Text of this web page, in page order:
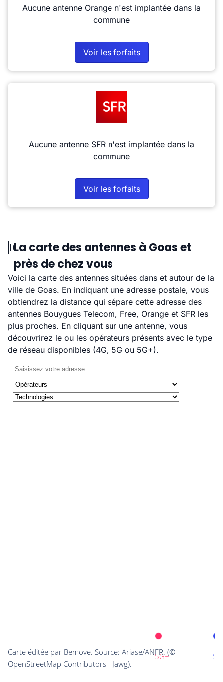
Aucune antenne Orange n'est implantée dans la
commune
Voir les forfaits
Aucune antenne SFR n'est implantée dans la
commune
Voir les forfaits
La carte des antennes à Goas et
près de chez vous
Voici la carte des antennes situées dans et autour de la
ville de Goas. En indiquant une adresse postale, vous
obtiendrez la distance qui sépare cette adresse des
antennes Bouygues Telecom, Free, Orange et SFR les
plus proches. En cliquant sur une antenne, vous
découvrirez le ou les opérateurs présents avec le type
de réseau disponibles (4G, 5G ou 5G+).